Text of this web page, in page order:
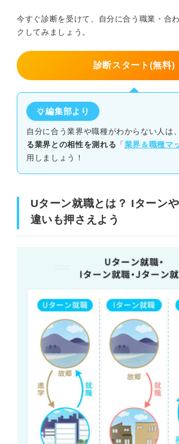
今すぐ診断を受けて、自分に合う職業・合
クしてみましょう。
診断スタート(無料)
編集部より
自分に合う業界や職種がわからない人は、
る業界との相性を測れる 「 業界＆職種マ
用しましょう！
Uターン就職とは？ Iターン
違いも押さえよう